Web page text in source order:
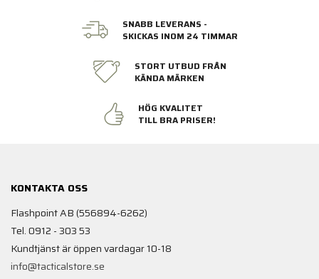
SNABB LEVERANS -
SKICKAS INOM 24 TIMMAR
STORT UTBUD FRÅN
KÄNDA MÄRKEN
HÖG KVALITET
TILL BRA PRISER!
KONTAKTA OSS
Flashpoint AB (556894-6262)
Tel. 0912 - 303 53
Kundtjänst är öppen vardagar 10-18
info@tacticalstore.se